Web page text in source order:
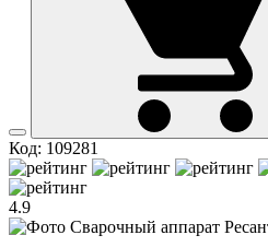
Код: 109281
4.9